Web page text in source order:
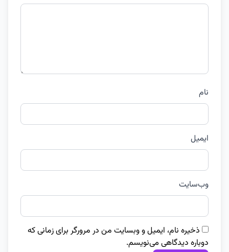
نام
ایمیل
وب‌سایت
ذخیره نام، ایمیل و وبسایت من در مرورگر برای زمانی که
دوباره دیدگاهی می‌نویسم.